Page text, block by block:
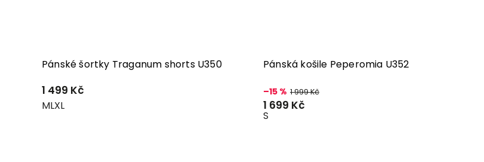
Pánské šortky Traganum shorts U350
1 499 Kč
MLXL
Pánská košile Peperomia U352
–15 % 1 999 Kč
1 699 Kč
S